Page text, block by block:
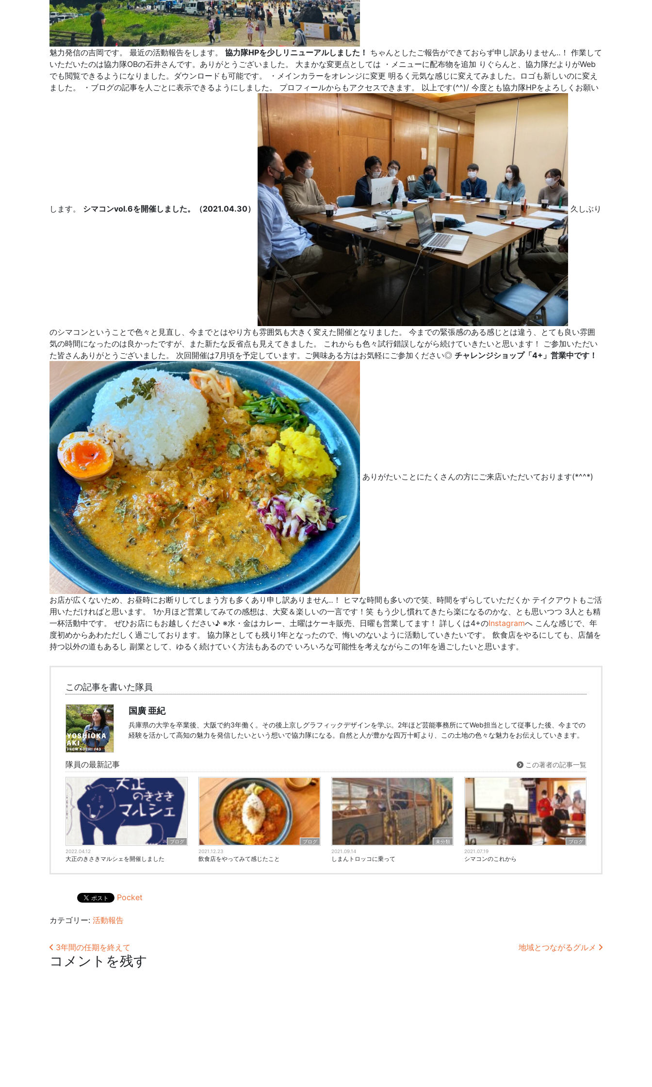
魅力発信の吉岡です。 最近の活動報告をします。 協力隊HPを少しリニューアルしました！ ちゃんとしたご報告ができておらず申し訳ありません‥！ 作業して
いただいたのは協力隊OBの石井さんです。ありがとうございました。 大まかな変更点としては ・メニューに配布物を追加 りぐらんと、協力隊だよりがWeb
でも閲覧できるようになりました。ダウンロードも可能です。 ・メインカラーをオレンジに変更 明るく元気な感じに変えてみました。ロゴも新しいのに変え
ました。 ・ブログの記事を人ごとに表示できるようにしました。 プロフィールからもアクセスできます。 以上です(^^)/ 今度とも協力隊HPをよろしくお願い
します。 シマコンvol.6を開催しました。（2021.04.30） 久しぶり
のシマコンということで色々と見直し、今までとはやり方も雰囲気も大きく変えた開催となりました。 今までの緊張感のある感じとは違う、とても良い雰囲
気の時間になったのは良かったですが、また新たな反省点も見えてきました。 これからも色々試行錯誤しながら続けていきたいと思います！ ご参加いただい
た皆さんありがとうございました。 次回開催は7月頃を予定しています。ご興味ある方はお気軽にご参加ください◎ チャレンジショップ「4+」営業中です！
ありがたいことにたくさんの方にご来店いただいております(*^^*)
お店が広くないため、お昼時にお断りしてしまう方も多くあり申し訳ありません‥！ ヒマな時間も多いので笑、時間をずらしていただくか テイクアウトもご活
用いただければと思います。 1か月ほど営業してみての感想は、大変＆楽しいの一言です！笑 もう少し慣れてきたら楽になるのかな、とも思いつつ 3人とも精
一杯活動中です。 ぜひお店にもお越しください♪ ※水・金はカレー、土曜はケーキ販売、日曜も営業してます！ 詳しくは4+のInstagramへ こんな感じで、年
度初めからあわただしく過ごしております。 協力隊としても残り1年となったので、悔いのないように活動していきたいです。 飲食店をやるにしても、店舗を
持つ以外の道もあるし 副業として、ゆるく続けていく方法もあるので いろいろな可能性を考えながらこの1年を過ごしたいと思います。
この記事を書いた隊員
国廣 亜紀
兵庫県の大学を卒業後、大阪で約3年働く。その後上京しグラフィックデザインを学ぶ。2年ほど芸能事務所にてWeb担当として従事した後、今までの
経験を活かして高知の魅力を発信したいという想いで協力隊になる。自然と人が豊かな四万十町より、この土地の色々な魅力をお伝えしていきます。
隊員の最新記事 この著者の記事一覧
ブログ
2022.04.12
大正のきさきマルシェを開催しました
ブログ
2021.12.23
飲食店をやってみて感じたこと
未分類
2021.09.14
しまんトロッコに乗って
ブログ
2021.07.19
シマコンのこれから
Pocket
カテゴリー: 活動報告
投稿ナビゲーション
3年間の任期を終えて 地域とつながるグルメ
コメントを残す